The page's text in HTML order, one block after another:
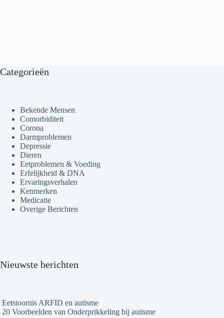
Categorieën
Bekende Mensen
Comorbiditeit
Corona
Darmproblemen
Depressie
Dieren
Eetproblemen & Voeding
Erfelijkheid & DNA
Ervaringsverhalen
Kenmerken
Medicatie
Overige Berichten
Nieuwste berichten
Eetstoornis ARFID en autisme
20 Voorbeelden van Onderprikkeling bij autisme